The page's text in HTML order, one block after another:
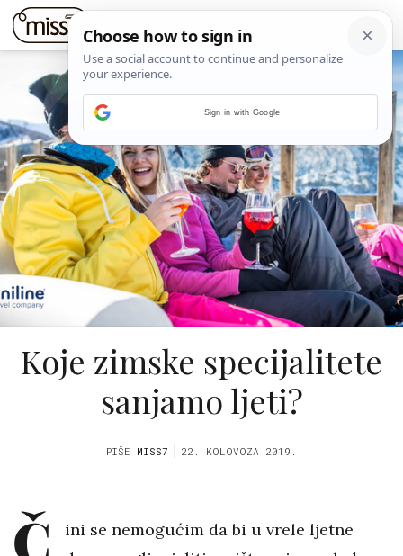
Koje zimske specijalitete
sanjamo ljeti?
PIŠE MISS7 22. KOLOVOZA 2019.
Č
ini se nemogućim da bi u vrele ljetne
Sign in with Google